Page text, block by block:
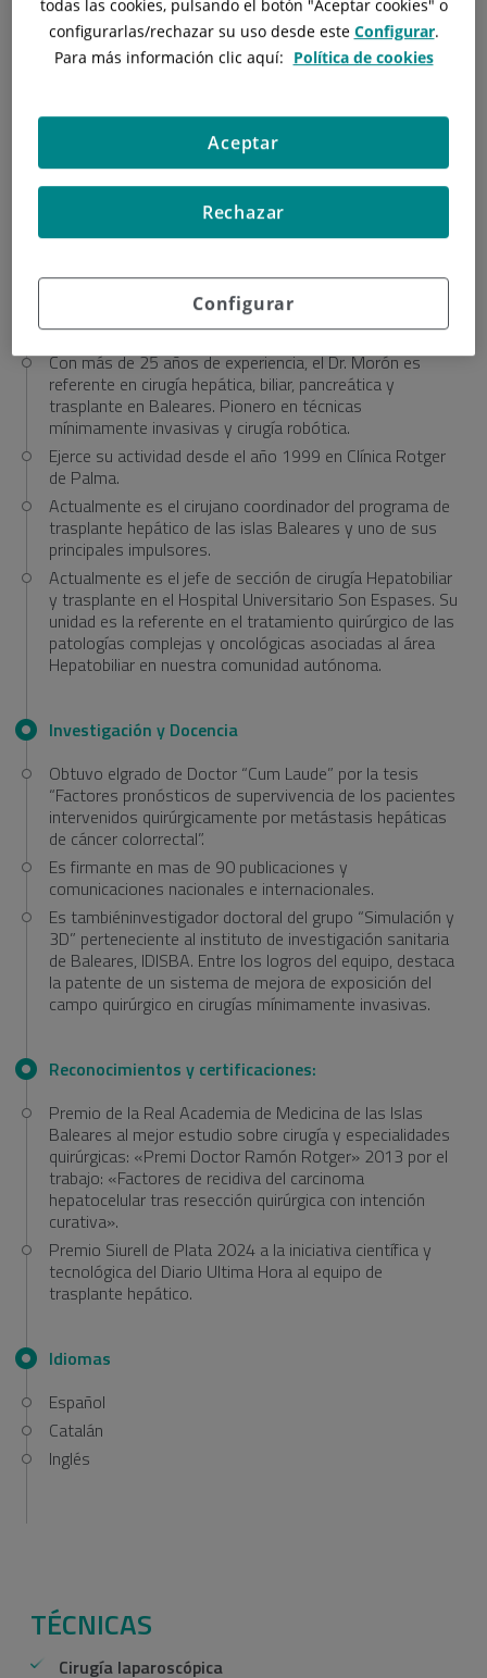
Acreditado para Cirugía Robótica.
José Miguel Morón MD, PhD se graduó en la Universidad
de Granada y realizó la especialidad de Cirugía general y
del Aparato Digestivo en el Hospital Son Espases de
Palma entre los años 1994 y 1999. Completó su
formación especializada en cirugía oncológica hepática y
pancreática en el prestigioso Hospital Paul-Brousse de
Experiencia Profesional
Con más de 25 años de experiencia, el Dr. Morón es
referente en cirugía hepática, biliar, pancreática y
trasplante en Baleares. Pionero en técnicas
mínimamente invasivas y cirugía robótica.
Ejerce su actividad desde el año 1999 en Clínica Rotger
de Palma.
Actualmente es el cirujano coordinador del programa de
trasplante hepático de las islas Baleares y uno de sus
principales impulsores.
Actualmente es el jefe de sección de cirugía Hepatobiliar
y trasplante en el Hospital Universitario Son Espases. Su
unidad es la referente en el tratamiento quirúrgico de las
patologías complejas y oncológicas asociadas al área
Hepatobiliar en nuestra comunidad autónoma.
Investigación y Docencia
Obtuvo elgrado de Doctor “Cum Laude” por la tesis
“Factores pronósticos de supervivencia de los pacientes
intervenidos quirúrgicamente por metástasis hepáticas
de cáncer colorrectal”.
Es firmante en mas de 90 publicaciones y
comunicaciones nacionales e internacionales.
Es tambiéninvestigador doctoral del grupo “Simulación y
3D” perteneciente al instituto de investigación sanitaria
de Baleares, IDISBA. Entre los logros del equipo, destaca
la patente de un sistema de mejora de exposición del
campo quirúrgico en cirugías mínimamente invasivas.
Reconocimientos y certificaciones:
Premio de la Real Academia de Medicina de las Islas
Baleares al mejor estudio sobre cirugía y especialidades
quirúrgicas: «Premi Doctor Ramón Rotger» 2013 por el
trabajo: «Factores de recidiva del carcinoma
hepatocelular tras resección quirúrgica con intención
curativa».
Premio Siurell de Plata 2024 a la iniciativa científica y
tecnológica del Diario Ultima Hora al equipo de
trasplante hepático.
Idiomas
Español
Catalán
Inglés
TÉCNICAS
Cirugía laparoscópica
todas las cookies, pulsando el botón "Aceptar cookies" o
configurarlas/rechazarsu uso desde este Configurar.
Para más información clic aquí: Política de cookies
Configurar
Rechazar
Aceptar